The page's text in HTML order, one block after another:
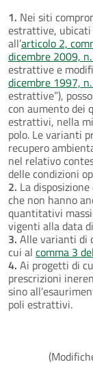
1. Nei siti
estrattive,
all’articolo 2,
dicembre 2009,
estrattive e
dicembre 1997,
estrattive”),
con aumento dei
estrattivi, nella
polo. Le varianti
recupero
nel relativo
delle condizioni
2. La
che non hanno
quantitativi
vigenti alla data
3. Alle varianti di
cui al comma 3
4. Ai progetti di
prescrizioni
sino
poli estrattivi.